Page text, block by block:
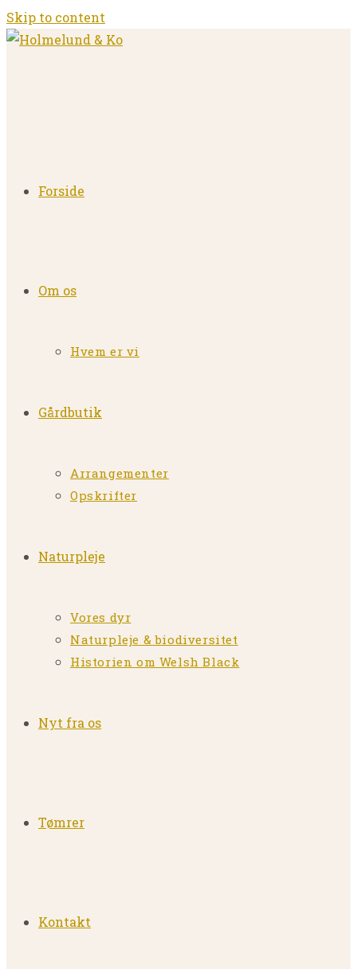
Skip to content
Forside
Om os
Hvem er vi
Gårdbutik
Arrangementer
Opskrifter
Naturpleje
Vores dyr
Naturpleje & biodiversitet
Historien om Welsh Black
Nyt fra os
Tømrer
Kontakt